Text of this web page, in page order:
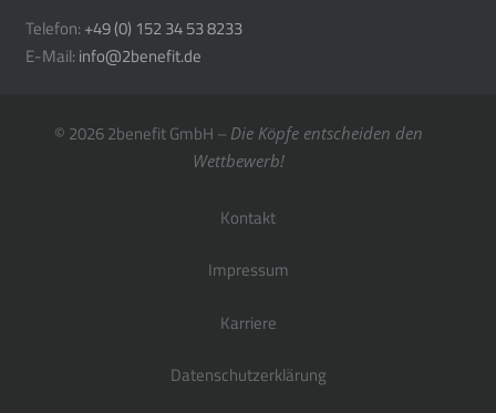
Telefon: +49 (0) 152 34 53 8233
E-Mail: info@2benefit.de
© 20262benefit GmbH – Die Köpfe entscheiden den
Wettbewerb!
Kontakt
Impressum
Karriere
Datenschutzerklärung